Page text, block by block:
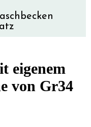
eigenem
von Gr34